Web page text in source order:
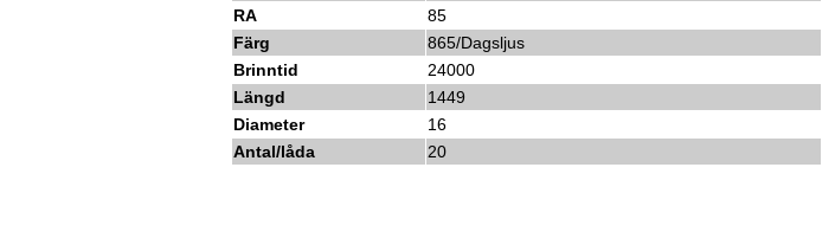
RA
85
Färg
865/Dagsljus
Brinntid
24000
Längd
1449
Diameter
16
Antal/låda
20